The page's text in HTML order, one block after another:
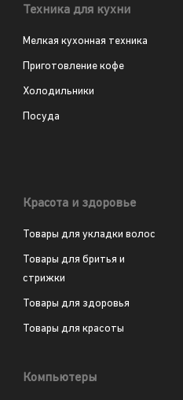
Техника для кухни
Мелкая кухонная техника
Приготовление кофе
Холодильники
Посуда
Красота и здоровье
Товары для укладки волос
Товары для бритья и
стрижки
Товары для здоровья
Товары для красоты
Компьютеры